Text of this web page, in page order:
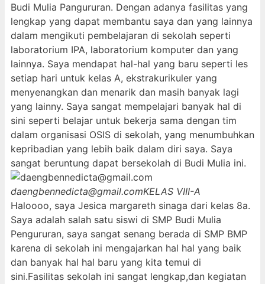
Budi Mulia Pangururan. Dengan adanya fasilitas yang
lengkap yang dapat membantu saya dan yang lainnya
dalam mengikuti pembelajaran di sekolah seperti
laboratorium IPA, laboratorium komputer dan yang
lainnya. Saya mendapat hal-hal yang baru seperti les
setiap hari untuk kelas A, ekstrakurikuler yang
menyenangkan dan menarik dan masih banyak lagi
yang lainny. Saya sangat mempelajari banyak hal di
sini seperti belajar untuk bekerja sama dengan tim
dalam organisasi OSIS di sekolah, yang menumbuhkan
kepribadian yang lebih baik dalam diri saya. Saya
sangat beruntung dapat bersekolah di Budi Mulia ini.
daengbennedicta@gmail.comKELAS VIII-A
Haloooo, saya Jesica margareth sinaga dari kelas 8a.
Saya adalah salah satu siswi di SMP Budi Mulia
Pengururan, saya sangat senang berada di SMP BMP
karena di sekolah ini mengajarkan hal hal yang baik
dan banyak hal hal baru yang kita temui di
sini.Fasilitas sekolah ini sangat lengkap,dan kegiatan